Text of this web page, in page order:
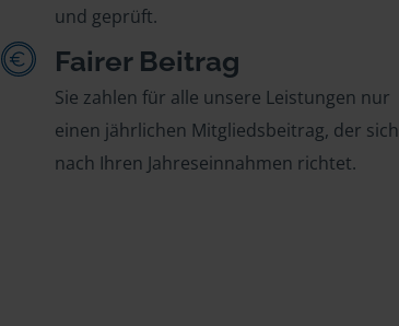
und geprüft.
Fairer Beitrag
Sie zahlen für alle unsere Leistungen nur
einen jährlichen Mitgliedsbeitrag, der sich
nach Ihren Jahreseinnahmen richtet.